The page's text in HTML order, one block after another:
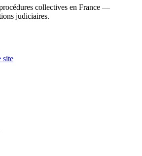
collectives en France —
judiciaires.
site